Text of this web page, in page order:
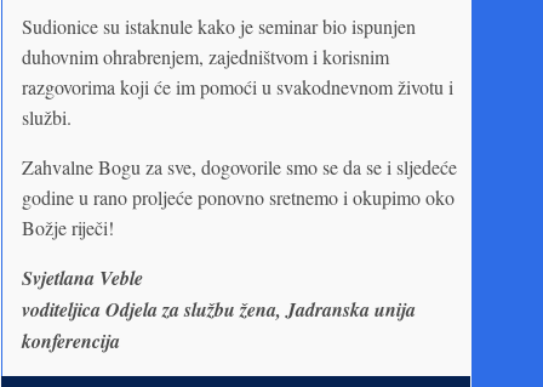
Sudionice su istaknule kako je seminar bio ispunjen
duhovnim ohrabrenjem, zajedništvom i korisnim
razgovorima koji će im pomoći u svakodnevnom životu i
službi.
Zahvalne Bogu za sve, dogovorile smo se da se i sljedeće
godine u rano proljeće ponovno sretnemo i okupimo oko
Božje riječi!
Svjetlana Veble
voditeljica Odjela za službu žena, Jadranska unija
konferencija